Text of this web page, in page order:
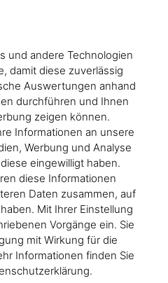
und andere Technologien
damit diese zuverlässig
Auswertungen anhand
durchführen und Ihnen
zeigen können.
Informationen an unsere
Werbung und Analyse
eingewilligt haben.
diese Informationen
Daten zusammen, auf
Mit Ihrer Einstellung
Vorgänge ein. Sie
mit Wirkung für die
Informationen finden Sie